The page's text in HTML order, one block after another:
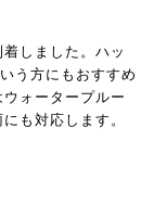
しました。ハッ
う方にもおすすめ
ォータープルー
も対応します。